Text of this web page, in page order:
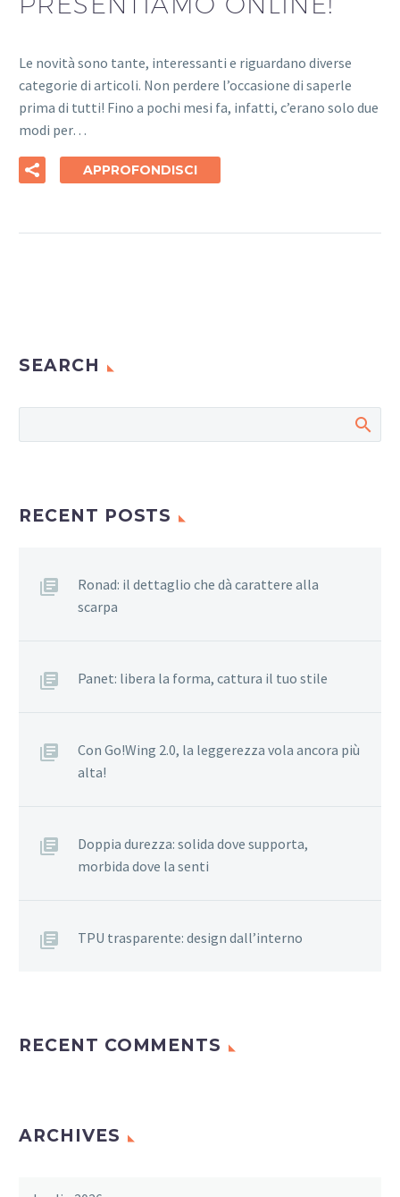
Le novità sono tante, interessanti e riguardano diverse
categorie di articoli. Non perdere l’occasione di saperle
prima di tutti! Fino a pochi mesi fa, infatti, c’erano solo due
modi per…
APPROFONDISCI
SEARCH
RECENT POSTS
Ronad: il dettaglio che dà carattere alla
scarpa
Panet: libera la forma, cattura il tuo stile
Con Go!Wing 2.0, la leggerezza vola ancora più
alta!
Doppia durezza: solida dove supporta,
morbida dove la senti
TPU trasparente: design dall’interno
RECENT COMMENTS
ARCHIVES